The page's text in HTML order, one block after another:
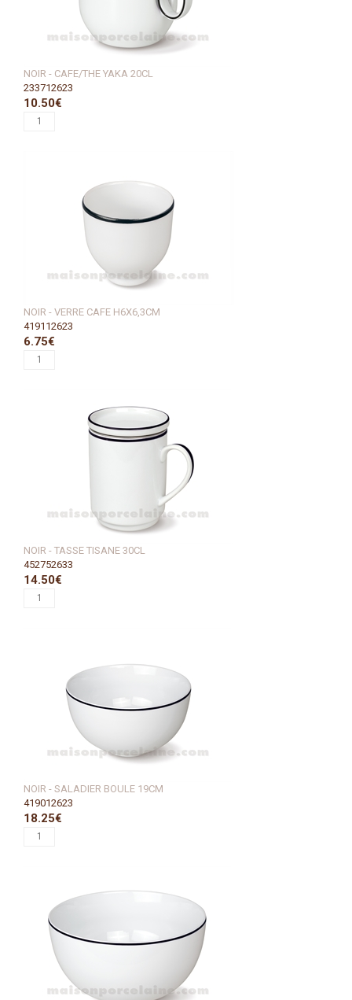
NOIR - CAFE/THE YAKA 20CL
233712623
10.50€
NOIR - VERRE CAFE H6X6,3CM
419112623
6.75€
NOIR - TASSE TISANE 30CL
452752633
14.50€
NOIR - SALADIER BOULE 19CM
419012623
18.25€